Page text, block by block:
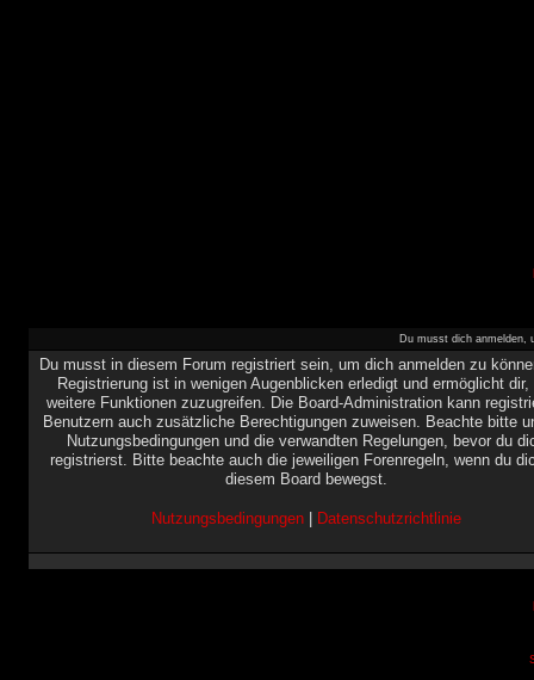
Du musst dich anmelden,
Du musst in diesem Forum registriert sein, um dich anmelden zu
Registrierung ist in wenigen Augenblicken erledigt und ermöglicht dir,
weitere Funktionen zuzugreifen. Die Board-Administration kann
Benutzern auch zusätzliche Berechtigungen zuweisen. Beachte bitte
Nutzungsbedingungen und die verwandten Regelungen, bevor du
registrierst. Bitte beachte auch die jeweiligen Forenregeln, wenn du
diesem Board bewegst.
Nutzungsbedingungen| Datenschutzrichtlinie